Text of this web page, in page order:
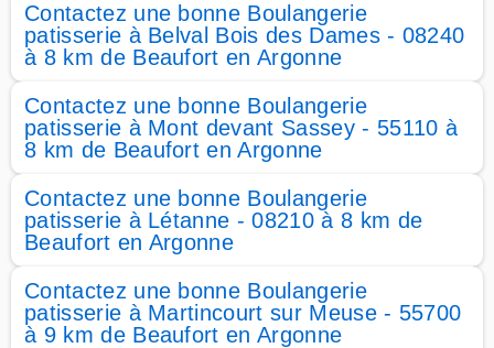
Contactez une bonne Boulangerie
patisserie à Belval Bois des Dames - 08240
à 8 km de Beaufort en Argonne
Contactez une bonne Boulangerie
patisserie à Mont devant Sassey - 55110 à
8 km de Beaufort en Argonne
Contactez une bonne Boulangerie
patisserie à Létanne - 08210 à 8 km de
Beaufort en Argonne
Contactez une bonne Boulangerie
patisserie à Martincourt sur Meuse - 55700
à 9 km de Beaufort en Argonne